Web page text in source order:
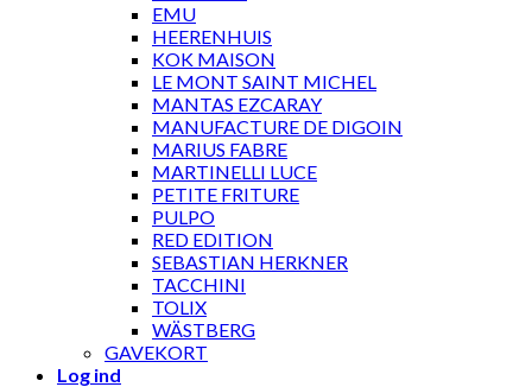
EMU
HEERENHUIS
KOK MAISON
LE MONT SAINT MICHEL
MANTAS EZCARAY
MANUFACTURE DE DIGOIN
MARIUS FABRE
MARTINELLI LUCE
PETITE FRITURE
PULPO
RED EDITION
SEBASTIAN HERKNER
TACCHINI
TOLIX
WÄSTBERG
GAVEKORT
Log ind